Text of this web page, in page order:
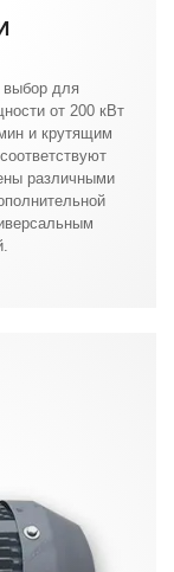
выбор для
от 200 кВт
и крутящим
различными